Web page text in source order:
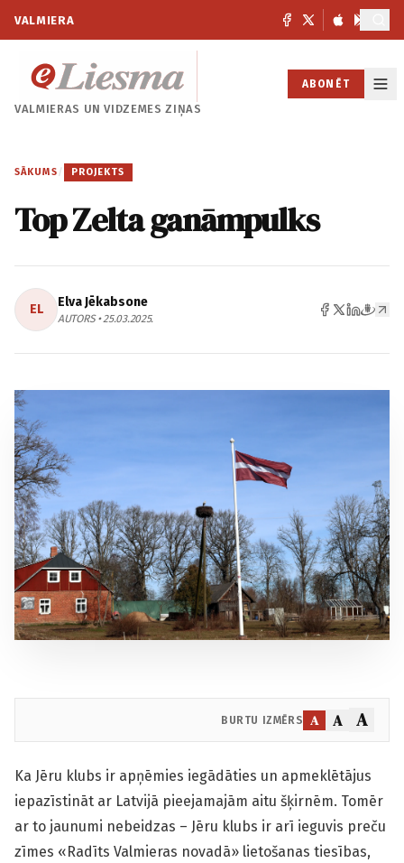
VALMIERA
VALMIERAS UNVIDZEMES ZIŅAS
ABONĒT
SĀKUMS / PROJEKTS
Top Zelta ganāmpulks
EL Elva Jēkabsone
AUTORS • 25.03.2025.
BURTU IZMĒRS A A A
Ka Jēru klubs ir apņēmies iegādāties un apmeklētājus
iepazīstināt ar Latvijā pieejamajām aitu šķirnēm. Tomēr
ar to jaunumi nebeidzas – Jēru klubs ir arī ieguvis preču
zīmes «Radīts Valmieras novadā» lietošanas tiesības,